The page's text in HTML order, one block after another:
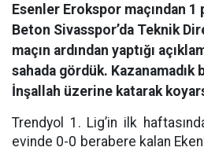
Esenler Erokspor maçından 1
Beton Sivasspor’da Teknik
maçın ardından yaptığı
sahada gördük.
İnşallah üzerine katarak
Trendyol 1. Lig’in ilk
evinde 0-0 berabere kalan